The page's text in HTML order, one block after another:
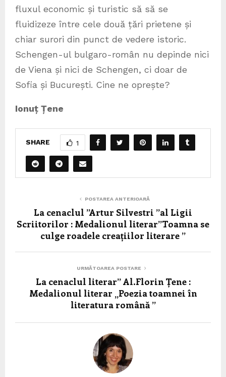
fluxul economic și turistic să să se
fluidizeze între cele două țări prietene și
chiar surori din punct de vedere istoric.
Schengen-ul bulgaro-român nu depinde nici
de Viena și nici de Schengen, ci doar de
Sofia și București. Cine ne oprește?
Ionuț Țene
SHARE 1
POSTAREA ANTERIOARĂ
La cenaclul ”Artur Silvestri ”al Ligii
Scriitorilor : Medalionul literar”Toamna se
culge roadele creațiilor literare ”
URMĂTOAREA POSTARE
La cenaclul literar” Al.Florin Țene :
Medalionul literar „Poezia toamnei în
literatura română ”